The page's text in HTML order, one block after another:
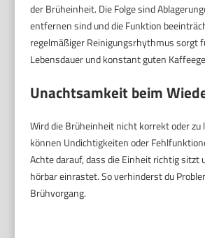
der Brüheinheit. Die Folge sind
entfernen sind und die Funktion
regelmäßiger Reinigungsrhythmus sorgt
Lebensdauer und konstant guten
Unachtsamkeit beim
Wird die Brüheinheit nicht korrekt oder zu
können Undichtigkeiten oder
Achte darauf, dass die Einheit richtig sitzt
hörbar einrastet. So verhinderst du
Brühvorgang.